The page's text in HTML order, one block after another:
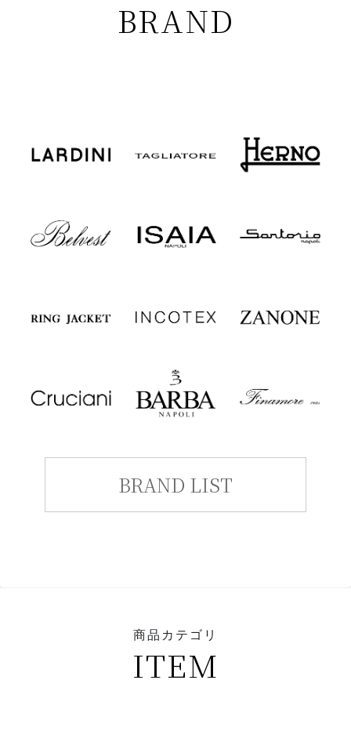
BRAND
BRAND LIST
商品カテゴリ
ITEM